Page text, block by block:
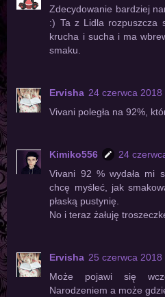
Zdecydowanie bardziej
:) Ta z Lidla rozpuszcza
krucha i sucha i ma
smaku.
Ervisha 24 czerwca 2018
Vivani poległa na 92%,
Kimiko556
24
Vivani 92 % wydała mi
chcę myśleć, jak
płaską pustynię.
No i teraz żałuję
Ervisha 25 czerwca 2018
Może pojawi się
Narodzeniem a może